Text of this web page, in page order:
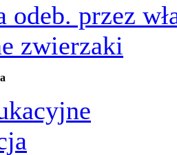
odeb. przez
zwierzaki